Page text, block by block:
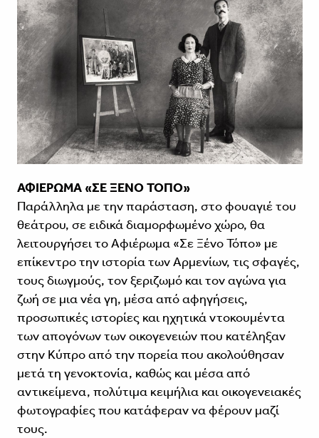
ΑΦΙΕΡΩΜΑ «ΣΕ ΞΕΝΟ ΤΟΠΟ»
Παράλληλα με την παράσταση, στο φουαγιέ του
θεάτρου, σε ειδικά διαμορφωμένο χώρο, θα
λειτουργήσει το Αφιέρωμα «Σε Ξένο Τόπο» με
επίκεντρο την ιστορία των Αρμενίων, τις σφαγές,
τους διωγμούς, τον ξεριζωμό και τον αγώνα για
ζωή σε μια νέα γη, μέσα από αφηγήσεις,
προσωπικές ιστορίες και ηχητικά ντοκουμέντα
των απογόνων των οικογενειών που κατέληξαν
στην Κύπρο από την πορεία που ακολούθησαν
μετά τη γενοκτονία, καθώς και μέσα από
αντικείμενα, πολύτιμα κειμήλια και οικογενειακές
φωτογραφίες που κατάφεραν να φέρουν μαζί
τους.